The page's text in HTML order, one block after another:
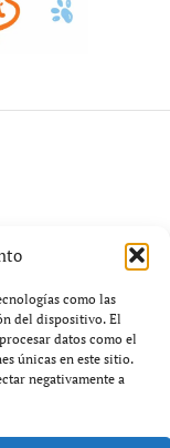
como las
del dispositivo. El
datos como el
únicas en este sitio.
negativamente a